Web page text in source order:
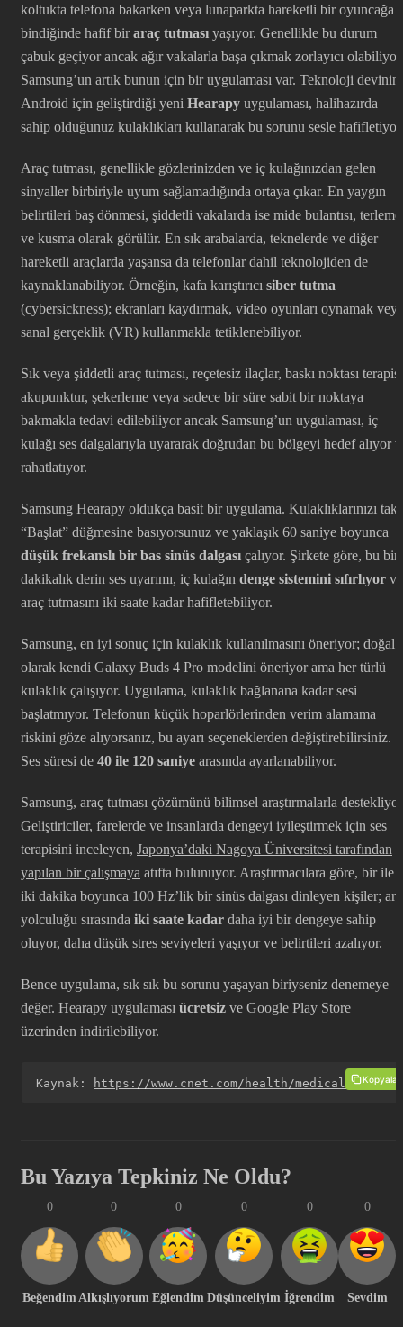
koltukta telefona bakarken veya lunaparkta hareketli bir oyuncağa
bindiğinde hafif biraraç tutması yaşıyor. Genellikle bu durum
çabuk geçiyor ancak ağır vakalarla başa çıkmak zorlayıcı olabiliyor.
Samsung’un artık bunun için bir uygulaması var. Teknoloji devinin
Android için geliştirdiği yeni Hearapy uygulaması, halihazırda
sahip olduğunuz kulaklıkları kullanarak bu sorunu sesle hafifletiyor.
Araç tutması, genellikle gözlerinizden ve iç kulağınızdan gelen
sinyaller birbiriyle uyum sağlamadığında ortaya çıkar. En yaygın
belirtileri baş dönmesi, şiddetli vakalarda ise mide bulantısı, terleme
ve kusma olarak görülür. En sık arabalarda, teknelerde ve diğer
hareketli araçlarda yaşansa da telefonlar dahil teknolojiden de
kaynaklanabiliyor. Örneğin, kafa karıştırıcı siber tutma
(cybersickness); ekranları kaydırmak, video oyunları oynamak veya
sanal gerçeklik (VR) kullanmakla tetiklenebiliyor.
Sık veya şiddetli araç tutması, reçetesiz ilaçlar, baskı noktası
akupunktur, şekerleme veya sadece bir süre sabit bir noktaya
bakmakla tedavi edilebiliyor ancak Samsung’un uygulaması, iç
kulağı ses dalgalarıyla uyararak doğrudan bu bölgeyi hedef alıyor
rahatlatıyor.
Samsung Hearapy oldukça basit bir uygulama. Kulaklıklarınızı
“Başlat” düğmesine basıyorsunuz ve yaklaşık 60 saniye boyunca
düşük frekanslı bir bas sinüs dalgası çalıyor. Şirkete göre, bu bir
dakikalık derin ses uyarımı, iç kulağın denge sistemini sıfırlıyor ve
araç tutmasını iki saate kadar hafifletebiliyor.
Samsung, en iyi sonuç için kulaklık kullanılmasını öneriyor; doğal
olarak kendi Galaxy Buds 4 Pro modelini öneriyor ama her türlü
kulaklık çalışıyor. Uygulama, kulaklık bağlanana kadar sesi
başlatmıyor. Telefonun küçük hoparlörlerinden verim alamama
riskini göze alıyorsanız, bu ayarı seçeneklerden değiştirebilirsiniz.
Ses süresi de 40 ile 120 saniye arasında ayarlanabiliyor.
Samsung, araç tutması çözümünü bilimsel araştırmalarla
Geliştiriciler, farelerde ve insanlarda dengeyi iyileştirmek için ses
terapisini inceleyen, Japonya’daki Nagoya Üniversitesi tarafından
yapılan bir çalışmaya atıfta bulunuyor. Araştırmacılara göre, bir ile
iki dakika boyunca 100 Hz’lik bir sinüs dalgası dinleyen kişiler;
yolculuğu sırasında iki saate kadar daha iyi bir dengeye sahip
oluyor, daha düşük stres seviyeleri yaşıyor ve belirtileri azalıyor.
Bence uygulama, sık sık bu sorunu yaşayan biriyseniz denemeye
değer. Hearapy uygulaması ücretsiz ve Google Play Store
üzerinden indirilebiliyor.
Kaynak: https://www.cnet.com/health/medical/ Kopyala
Bu Yazıya Tepkiniz Ne Oldu?
0
Beğendim
0
Alkışlıyorum
0
Eğlendim
0
Düşünceliyim
0
İğrendim
0
Sevdim